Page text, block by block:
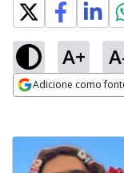
A+
Adicione como